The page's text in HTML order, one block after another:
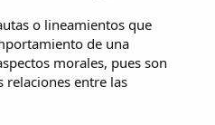
o lineamientos que
de una
morales, pues son
relaciones entre las